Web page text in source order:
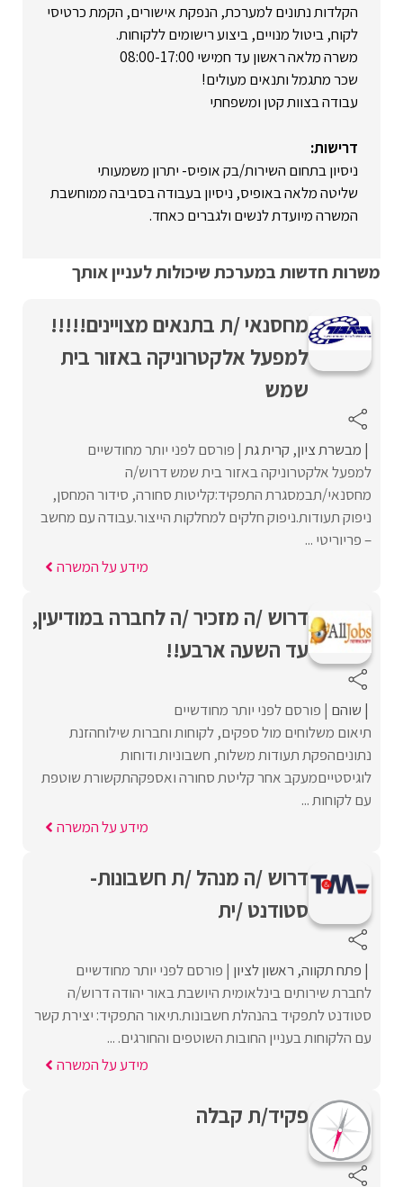
הקלדות נתונים למערכת, הנפקת אישורים, הקמת כרטיסי
לקוח, ביטול מנויים, ביצוע רישומים ללקוחות.
משרה מלאה ראשון עד חמישי 08:00-17:00
שכר מתגמל ותנאים מעולים!
עבודה בצוות קטן ומשפחתי
דרישות:
ניסיון בתחום השירות/בק אופיס- יתרון משמעותי
שליטה מלאה באופיס, ניסיון בעבודה בסביבה ממוחשבת
המשרה מיועדת לנשים ולגברים כאחד.
משרות חדשות במערכת שיכולות לעניין אותך
מחסנאי /ת בתנאים מצויינים!!!!!
למפעל אלקטרוניקה באזור בית
שמש
מבשרת ציון קרית גת פורסם לפני יותר מחודשיים
למפעל אלקטרוניקה באזור בית שמש דרוש/ה
מחסנאי/תבמסגרת התפקיד:קליטות סחורה, סידור המחסן,
ניפוק תעודות.ניפוק חלקים למחלקות הייצור.עבודה עם מחשב
– פריוריטי ...
מידע על המשרה
דרוש /ה מזכיר /ה לחברה במודיעין,
עד השעה ארבע!!
שוהם פורסם לפני יותר מחודשיים
תיאום משלוחים מול ספקים, לקוחות וחברות שילוחהזנת
נתוניםהפקת תעודות משלוח, חשבוניות ודוחות
לוגיסטייםמעקב אחר קליטת סחורה ואספקהתקשורת שוטפת
עם לקוחות ...
מידע על המשרה
דרוש /ה מנהל /ת חשבונות-
סטודנט /ית
פתח תקווה ראשון לציון פורסם לפני יותר מחודשיים
לחברת שירותים בינלאומית היושבת באור יהודה דרוש/ה
סטודנט לתפקיד בהנהלת חשבונות.תיאור התפקיד: יצירת קשר
עם הלקוחות בעניין החובות השוטפים והחורגים. ...
מידע על המשרה
פקיד/ת קבלה